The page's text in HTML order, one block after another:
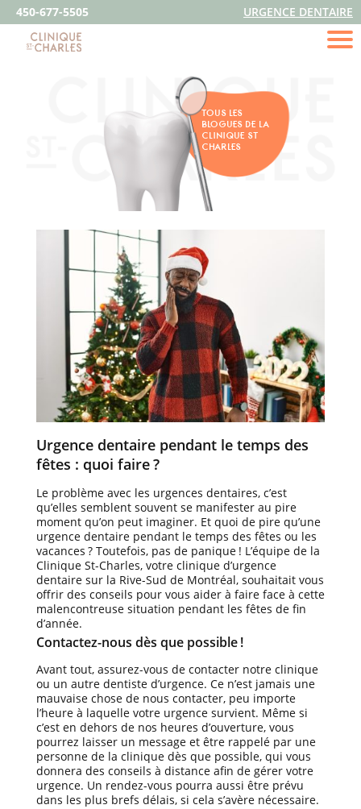
450-677-5505 URGENCE DENTAIRE
TOUS LES
BLOGUES DE LA
CLINIQUE ST
CHARLES
Urgence dentaire pendant le temps des
fêtes : quoi faire ?
Le problème avec les urgences dentaires, c’est
qu’elles semblent souvent se manifester au pire
moment qu’on peut imaginer. Et quoi de pire qu’une
urgence dentaire pendant le temps des fêtes ou les
vacances ? Toutefois, pas de panique ! L’équipe de la
Clinique St-Charles, votre clinique d’urgence
dentaire sur la Rive-Sud de Montréal, souhaitait vous
offrir des conseils pour vous aider à faire face à cette
malencontreuse situation pendant les fêtes de fin
d’année.
Contactez-nous dès que possible !
Avant tout, assurez-vous de contacter notre clinique
ou un autre dentiste d’urgence. Ce n’est jamais une
mauvaise chose de nous contacter, peu importe
l’heure à laquelle votre urgence survient. Même si
c’est en dehors de nos heures d’ouverture, vous
pourrez laisser un message et être rappelé par une
personne de la clinique dès que possible, qui vous
donnera des conseils à distance afin de gérer votre
urgence. Un rendez-vous pourra aussi être prévu
dans les plus brefs délais, si cela s’avère nécessaire.